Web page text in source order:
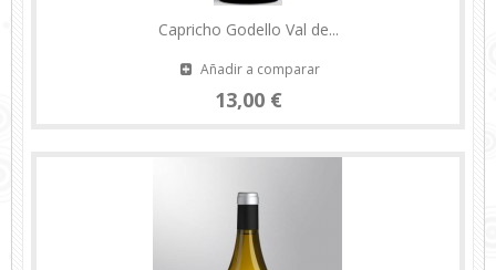
Capricho Godello Val de...
Añadir a comparar
13,00 €